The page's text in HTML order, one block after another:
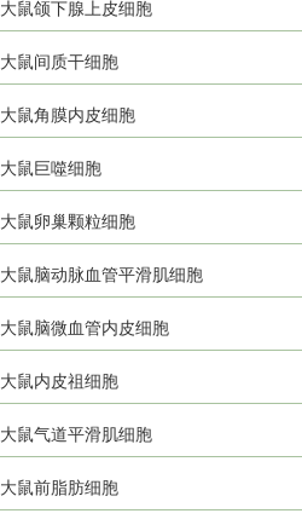
大鼠颌下腺上皮细胞
大鼠间质干细胞
大鼠角膜内皮细胞
大鼠巨噬细胞
大鼠卵巢颗粒细胞
大鼠脑动脉血管平滑肌细胞
大鼠脑微血管内皮细胞
大鼠内皮祖细胞
大鼠气道平滑肌细胞
大鼠前脂肪细胞